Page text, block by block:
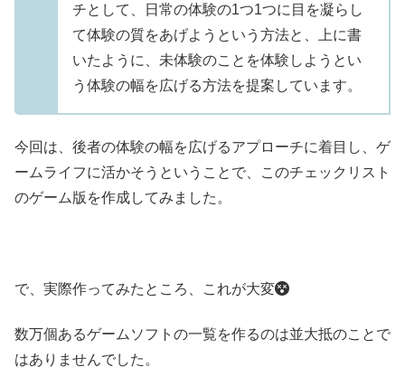
チとして、日常の体験の1つ1つに目を凝らし
て体験の質をあげようという方法と、上に書
いたように、未体験のことを体験しようとい
う体験の幅を広げる方法を提案しています。
今回は、後者の体験の幅を広げるアプローチに着目し、ゲ
ームライフに活かそうということで、このチェックリスト
のゲーム版を作成してみました。
で、実際作ってみたところ、これが大変
数万個あるゲームソフトの一覧を作るのは並大抵のことで
はありませんでした。